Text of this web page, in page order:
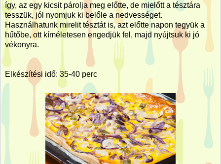
így, az egy kicsit párolja meg előtte, de mielőtt a tésztára
tesszük, jól nyomjuk ki belőle a nedvességet.
Használhatunk mirelit tésztát is, azt előtte napon tegyük a
hűtőbe, ott kíméletesen engedjük fel, majd nyújtsuk ki jó
vékonyra.
Elkészítési idő: 35-40 perc